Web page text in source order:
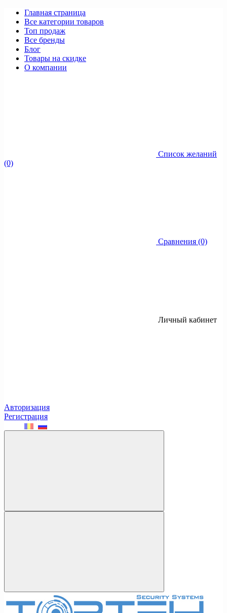
Главная страница
Все категории товаров
Топ продаж
Все бренды
Блог
Товары на скидке
О компании
Список желаний
(0)
Сравнения (0)
Личный кабинет
Авторизация
Регистрация